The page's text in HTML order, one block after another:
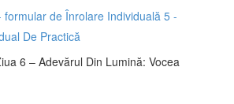
formular de Înrolare Individuală 5 -
De Practică
6 – Adevărul Din Lumină: Vocea